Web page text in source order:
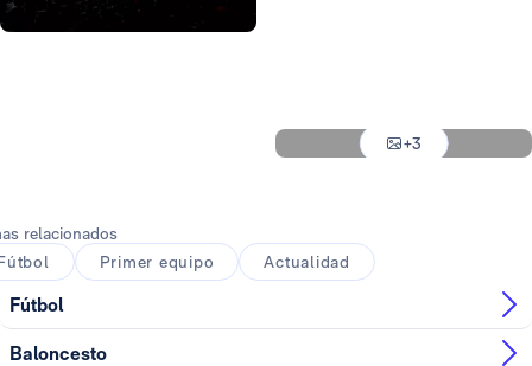
+3
relacionados
Primer equipo Actualidad
Fútbol
Baloncesto